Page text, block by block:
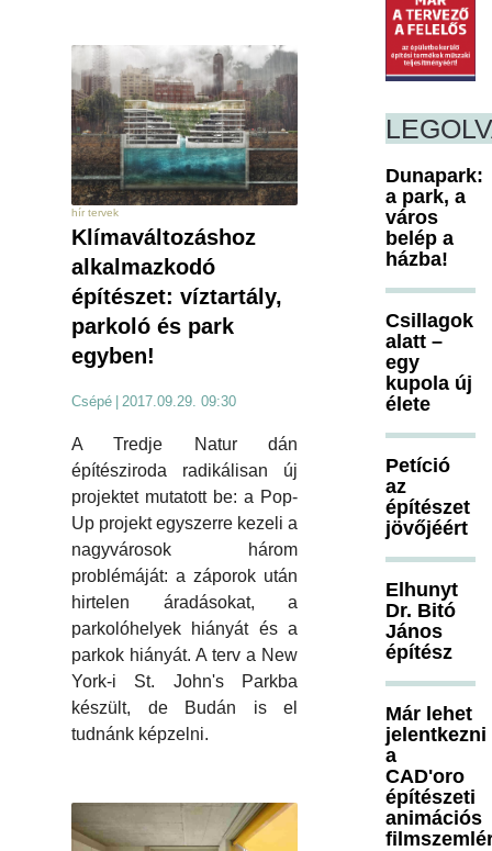
hír tervek
Klímaváltozáshoz
alkalmazkodó
építészet: víztartály,
parkoló és park
egyben!
Csépé 2017.09.29. 09:30
A Tredje Natur dán
építésziroda radikálisan új
projektet mutatott be: a Pop-
Up projekt egyszerre kezeli a
nagyvárosok három
problémáját: a záporok után
hirtelen áradásokat, a
parkolóhelyek hiányát és a
parkok hiányát. A terv a New
York-i St. John's Parkba
készült, de Budán is el
tudnánk képzelni.
Dunapark:
a park, a
város
belép a
házba!
Csillagok
alatt –
egy
kupola új
élete
Petíció
az
építészet
jövőjéért
Elhunyt
Dr. Bitó
János
építész
Már lehet
jelentkezni
a
CAD'oro
építészeti
animációs